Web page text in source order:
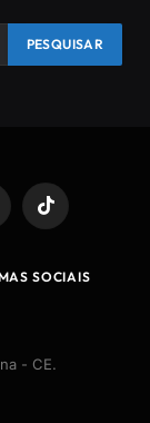
TikTok
SOCIAIS
- CE.